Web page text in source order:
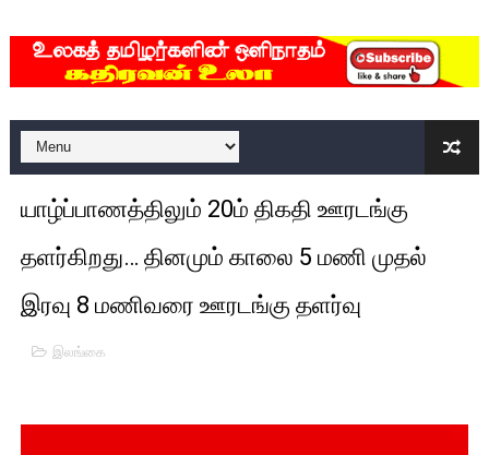
யாழில் தமிழின தலைவர் பிரபாகரனின் பிறந்தநாளை
ஏர்போர்ட்டில் உதைத்த நபர் யார், என்ன நடந்தது?: உண்மையை
சீனா இலங்கையிடம் 8 மில்லியன் அமெரிக்க டொலர் நட்டஈடு
01/11/2021 Scotland ல் நடைபெறும் கண்டனப்
பாலச்சந்திரன் மற்றும் தன்னிடம் படித்த மாணவர்கள் தொடர்பில்
பிரிட்டனால் கடத்தப்படும் நிலையில் இலங்கைத் தமிழ்
வர்ராரு...வர்ராரு... அண்ணாத்த : ரஜினிக்காக இலங்கை
தடுப்பூசியை பெற்றுக் கொள்ளக் கூடிய இடங்கள்...
யாழ்ப்பாணத்திலும் 20ம் திகதி ஊரடங்கு
தளர்கிறது… தினமும் காலை 5 மணி முதல்
இரவு 8 மணிவரை ஊரடங்கு தளர்வு
இலங்கை